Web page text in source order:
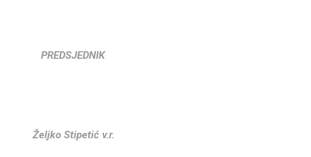
PREDSJEDNIK
Željko Stipetić v.r.